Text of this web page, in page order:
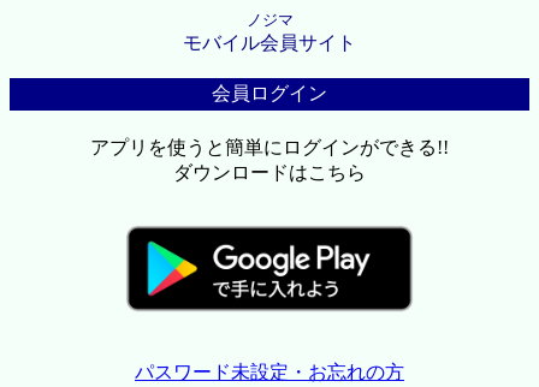
ノジマ
モバイル会員サイト
会員ログイン
アプリを使うと簡単にログインができる!!
ダウンロードはこちら
パスワード未設定・お忘れの方